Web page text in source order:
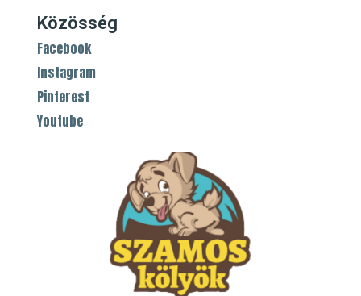
Közösség
Facebook
Instagram
Pinterest
Youtube